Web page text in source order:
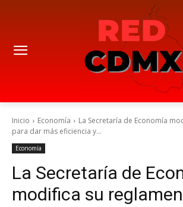
Inicio Economía
La Secretaría de Economía
para dar más eficiencia y...
Economía
La Secretaría de
modifica su